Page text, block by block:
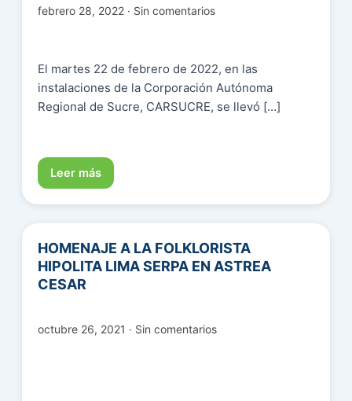
febrero 28, 2022 · Sin comentarios
El martes 22 de febrero de 2022, en las
instalaciones de la Corporación Autónoma
Regional de Sucre, CARSUCRE, se llevó […]
Leer más
HOMENAJE A LA FOLKLORISTA
HIPOLITA LIMA SERPA EN ASTREA
CESAR
octubre 26, 2021 · Sin comentarios